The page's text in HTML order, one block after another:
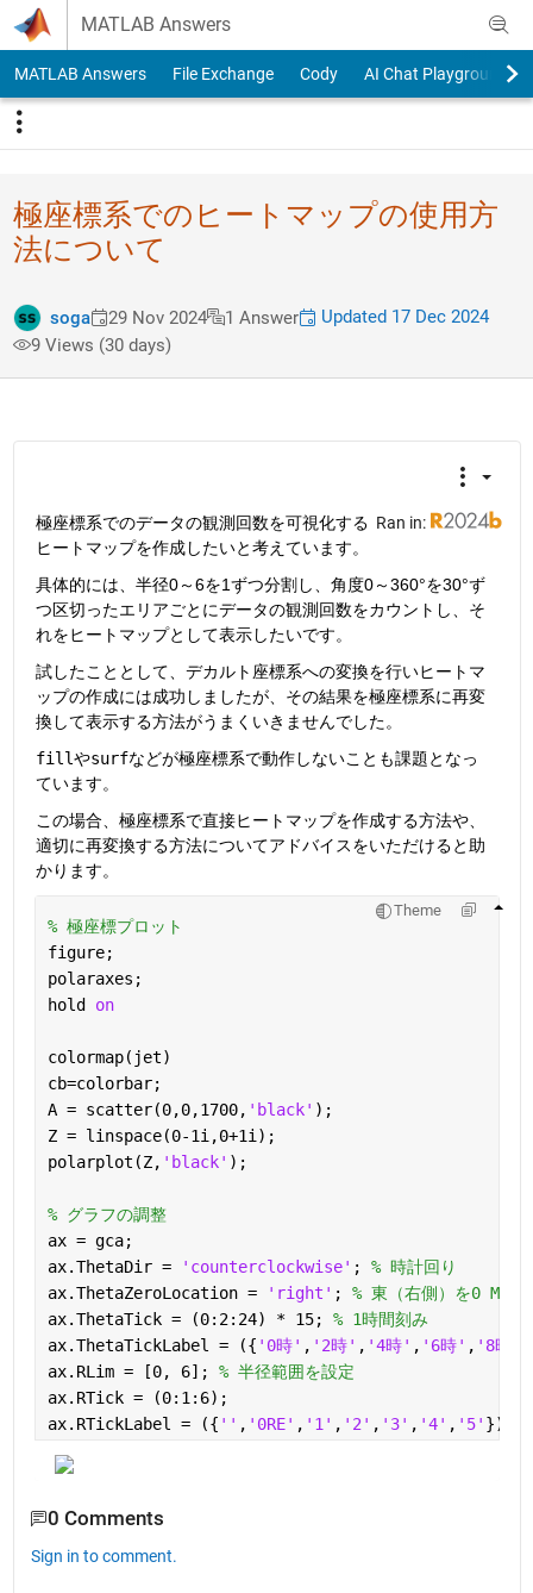
Skip to content
MATLAB Answers
MATLAB Answers File Exchange Cody AI Chat Playground
極座標系でのヒートマップの使用方
法について
soga 29 Nov 2024 1 Answer
Updated 17 Dec 2024
9 Views (30 days)
Ran in:
極座標系でのデータの観測回数を可視化する
ヒートマップを作成したいと考えています。
具体的には、 半径0～6を1ずつ分割し、角度0～360°を30°ず
つ区切ったエリアごとにデータの観測回数をカウントし、そ
れをヒートマップとして表示したいです。
試したこととして、デカルト座標系への変換を行いヒートマ
ップの作成には成功しましたが、その結果を極座標系に再変
換して表示する方法がうまくいきませんでした。
fillやsurfなどが極座標系で動作しないことも課題となっ
ています。
この場合、 極座標系で直接ヒートマップを作成する方法や、
適切に再変換する方法についてアドバイスをいただけると助
かります。
Theme
% 極座標プロット
figure;
polaraxes;
hold on
colormap(jet)
cb=colorbar;
A = scatter(0,0,1700, 'black' );
Z = linspace(0-1i,0+1i);
polarplot(Z, 'black' );
% グラフの調整
ax = gca;
ax.ThetaDir =
'counterclockwise' ; % 時計回り
ax.ThetaZeroLocation =
'right' ; % 東（右側）を0 MLT
ax.ThetaTick = (0:2:24) * 15; % 1時間刻み
ax.ThetaTickLabel = ({ '0時' , '2時' , '4時' , '6時' , '8時'
ax.RLim = [0, 6]; % 半径範囲を設定
ax.RTick = (0:1:6);
ax.RTickLabel = ({ '' , '0RE' , '1' , '2' , '3' , '4' , '5' });
0 Comments
Sign in to comment.